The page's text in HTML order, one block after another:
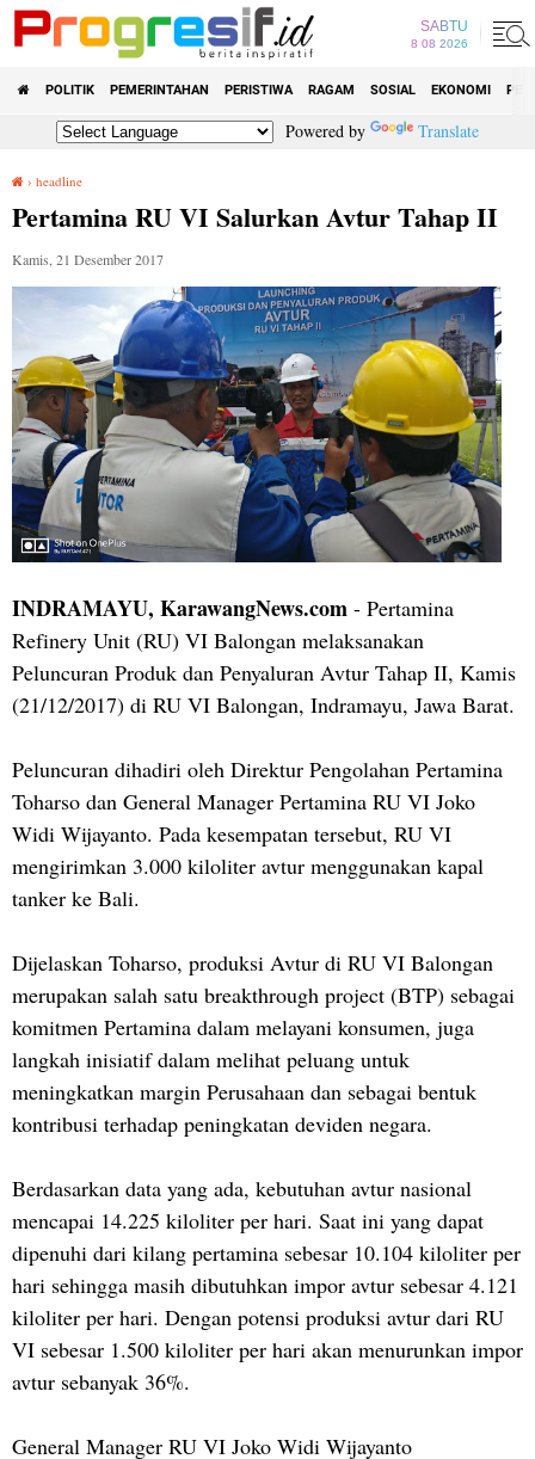
SABTU
8 08 2026
POLITIK PEMERINTAHAN PERISTIWA RAGAM SOSIAL EKONOMI
Powered by Translate
› headline
Pertamina RU VI Salurkan Avtur Tahap II
Kamis, 21 Desember 2017
INDRAMAYU, KarawangNews.com - Pertamina
Refinery Unit (RU) VI Balongan melaksanakan
Peluncuran Produk dan Penyaluran Avtur Tahap II, Kamis
(21/12/2017) di RU VI Balongan, Indramayu, Jawa Barat.
Peluncuran dihadiri oleh Direktur Pengolahan Pertamina
Toharso dan General Manager Pertamina RU VI Joko
Widi Wijayanto. Pada kesempatan tersebut, RU VI
mengirimkan 3.000 kiloliter avtur menggunakan kapal
tanker ke Bali.
Dijelaskan Toharso, produksi Avtur di RU VI Balongan
merupakan salah satu breakthrough project (BTP) sebagai
komitmen Pertamina dalam melayani konsumen, juga
langkah inisiatif dalam melihat peluang untuk
meningkatkan margin Perusahaan dan sebagai bentuk
kontribusi terhadap peningkatan deviden negara.
Berdasarkan data yang ada, kebutuhan avtur nasional
mencapai 14.225 kiloliter per hari. Saat ini yang dapat
dipenuhi dari kilang pertamina sebesar 10.104 kiloliter per
hari sehingga masih dibutuhkan impor avtur sebesar 4.121
kiloliter per hari. Dengan potensi produksi avtur dari RU
VI sebesar 1.500 kiloliter per hari akan menurunkan impor
avtur sebanyak 36%.
General Manager RU VI Joko Widi Wijayanto